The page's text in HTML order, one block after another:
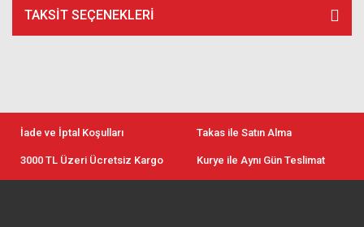
TAKSIT SEÇENEKLERI
İade ve İptal Koşulları Takas ile Satın Alma
3000 TL Üzeri Ücretsiz Kargo Kurye ile Aynı Gün Teslimat